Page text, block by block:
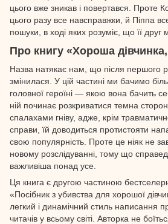
цього вже зникав і повертався. Проте
цього разу все навсправжки, й Піппа
пошуки, в ході яких розуміє, що її друг
Про книгу «Хороша
Назва натякає нам, що після першого
змінилася. У цій частині ми бачимо
головної героїні — якою вона бачить
ній починає розкриватися темна
спалахами гніву, адже, крім
справи, їй доводиться протистояти
свою популярність. Проте це ніяк не
новому розслідуванні, тому що
важливіша понад усе.
Ця книга є другою частиною
«Посібник з убивства для хорошої
легкий і динамічний стиль написання
читачів у всьому світі. Авторка не